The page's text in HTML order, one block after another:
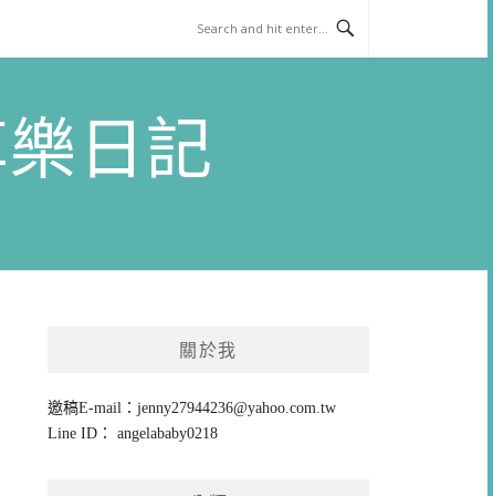
日記
關於我
邀稿E-mail：jenny27944236@yahoo.com.tw
Line ID： angelababy0218